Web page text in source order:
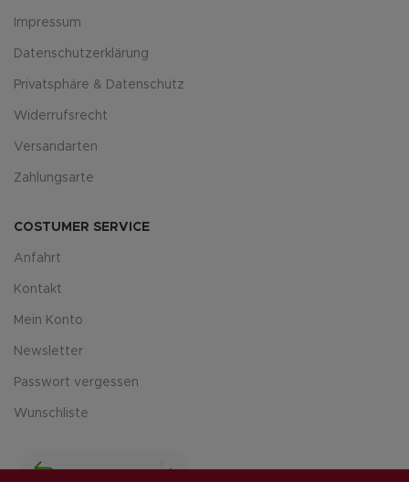
Impressum
Datenschutzerklärung
Privatsphäre & Datenschutz
Widerrufsrecht
Versandarten
Zahlungsarte
COSTUMER SERVICE
Anfahrt
Kontakt
Mein Konto
Newsletter
Passwort vergessen
Wunschliste